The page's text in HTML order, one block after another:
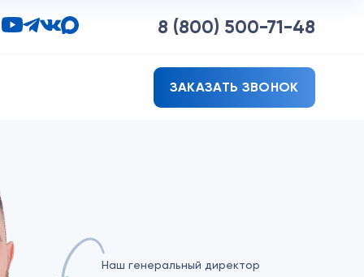
8 (800) 500-71-48
ЗАКАЗАТЬ ЗВОНОК
Наш генеральный директор